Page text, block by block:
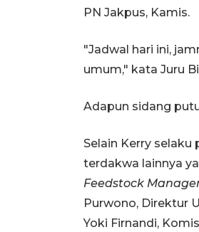
PN Jakpus, Kamis.
"Jadwal hari ini,
umum," kata Juru
Adapun sidang
Selain Kerry
terdakwa lainnya
Feedstock
Purwono, Direktur
Yoki Firnandi,